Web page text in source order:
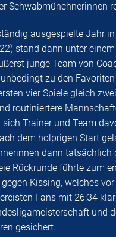
Schwabmünchnerinnen
ausgespielte Jahr
stand dann unter einem
junge Team von
zu den
vier Spiele gleich
routiniertere
sich Trainer und Team
dem holprigen Start
dann tatsächlich
Rückrunde führte zum
Kissing, welches
Fans mit 26:34
und
gesichert.